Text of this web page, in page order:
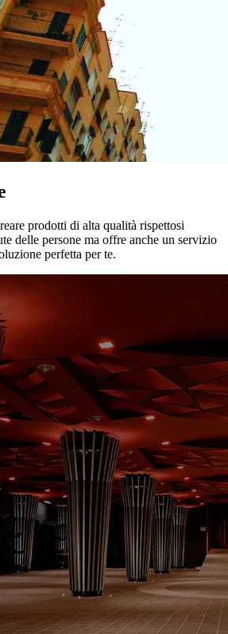
prodotti di alta qualità rispettosi
delle persone ma offre anche un servizio
perfetta per te.